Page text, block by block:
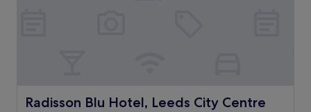
Radisson Blu Hotel, Leeds City Centre
Radisson Blu Hotel, Leeds City Centre